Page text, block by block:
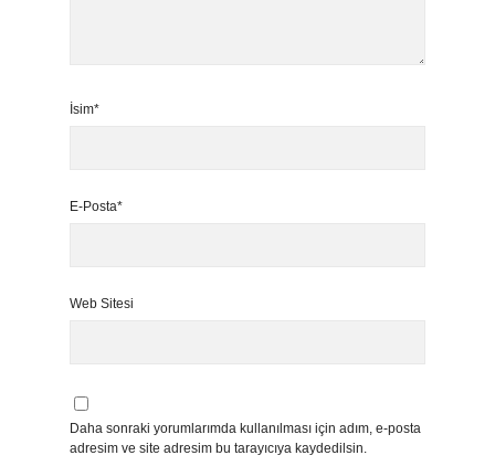
İsim*
E-Posta*
Web Sitesi
Daha sonraki yorumlarımda kullanılması için adım, e-posta
adresim ve site adresim bu tarayıcıya kaydedilsin.